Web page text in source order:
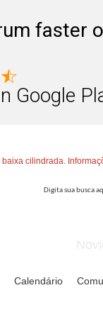
faster
Google
Calendário